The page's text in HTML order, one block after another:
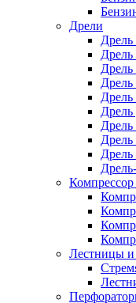
Дрели
Дрель
Дрель
Дрель
Дрель
Дрель
Лестницы и